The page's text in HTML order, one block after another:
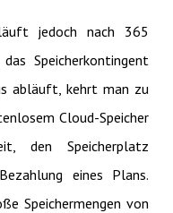
jedoch nach 365
Speicherkontingent
abläuft, kehrt man zu
Cloud-Speicher
den Speicherplatz
eines Plans.
Speichermengen von